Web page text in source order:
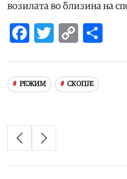
возилата во близина на
Facebook
Twitter
Copy
РЕЖИМ СКОПЈЕ